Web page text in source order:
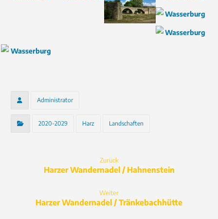
Administrator
2020-2029 Harz Landschaften
Zurück
Harzer Wandernadel / Hahnenstein
Weiter
Harzer Wandernadel / Tränkebachhütte